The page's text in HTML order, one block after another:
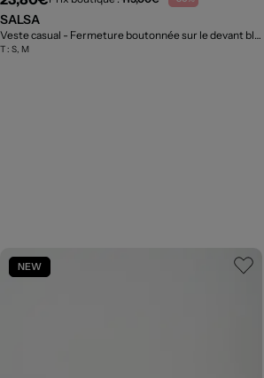
SALSA
Veste casual - Fermeture boutonnée sur le devant bleu
T : S, M
NEW